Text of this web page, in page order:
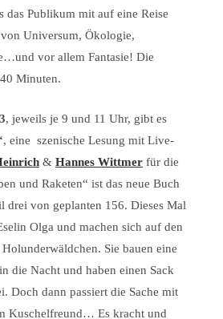
das Publikum mit auf eine Reise
Universum, Ökologie,
vor allem Fantasie! Die
Minuten.
, jeweils je 9 und 11 Uhr, gibt es
, eine szenische Lesung mit Live-
& Hannes Wittmer für die
und Raketen“ ist das neue Buch
drei von geplanten 156. Dieses Mal
Olga und machen sich auf den
Sie bauen eine
die Nacht und haben einen Sack
Doch dann passiert die Sache mit
Kuschelfreund… Es kracht und